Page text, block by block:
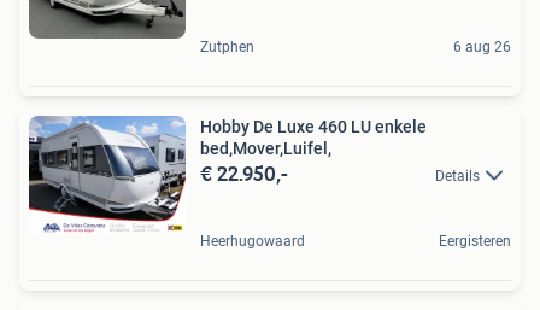
Zutphen 6 aug 26
Hobby De Luxe 460 LU enkele
bed,Mover,Luifel,
€ 22.950,- Details
Heerhugowaard Eergisteren